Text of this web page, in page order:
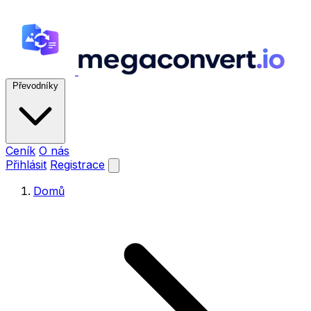
Převodníky
Ceník O nás
Přihlásit Registrace
Domů